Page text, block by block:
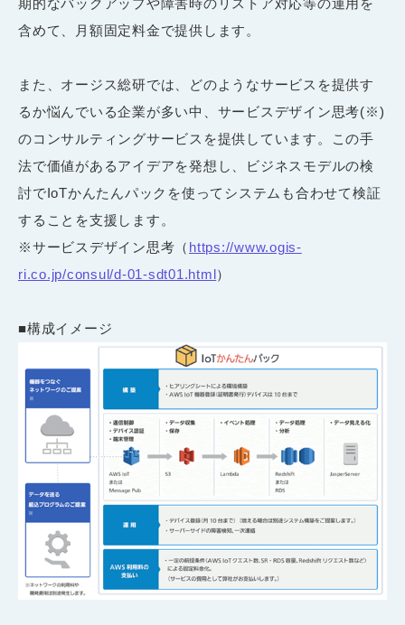
含めて、月額固定料金で提供します。
また、オージス総研では、どのようなサービスを提供す
るか悩んでいる企業が多い中、サービスデザイン思考(※)
のコンサルティングサービスを提供しています。この手
法で価値があるアイデアを発想し、ビジネスモデルの検
討でIoTかんたんパックを使ってシステムも合わせて検証
することを支援します。
※サービスデザイン思考（ https://www.ogis-
ri.co.jp/consul/d-01-sdt01.html）
■構成イメージ